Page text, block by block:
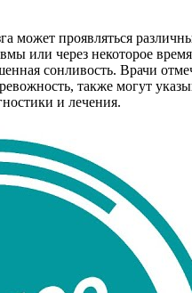
может проявляться
или через некоторое
сонливость. Врачи
также могут
и лечения.